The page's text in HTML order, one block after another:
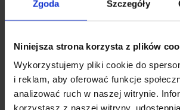
Zgoda Szczegóły
Niniejsza strona korzysta z plików
Wykorzystujemy pliki cookie do
i reklam, aby oferować funkcje
analizować ruch w naszej witrynie.
korzystasz z naszej witryny,
Opis produktu
Plusy i minusy
Dodatkowe informacje